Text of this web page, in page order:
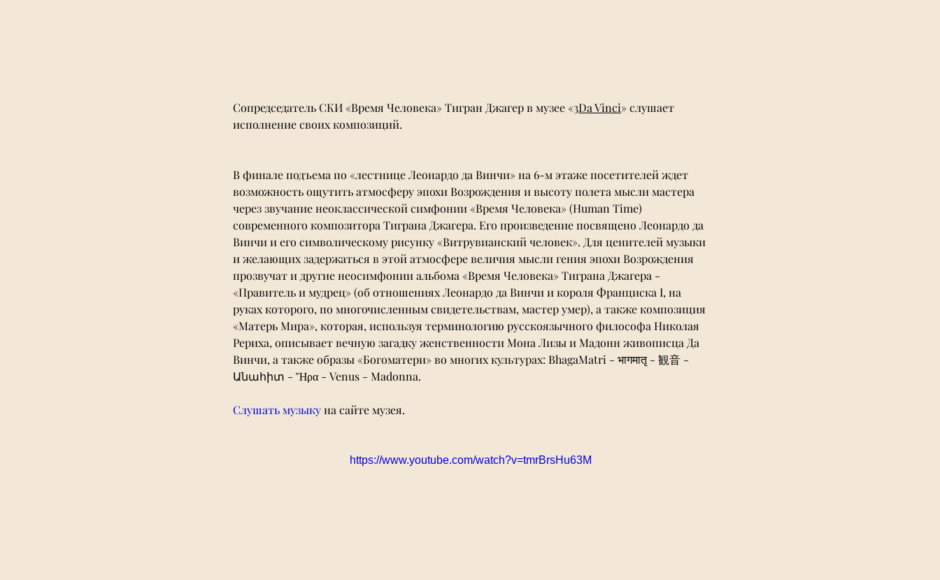
Сопредседатель СКИ «Время Человека» Тигран Джагер в музее «3Da Vinci» слушает
исполнение своих композиций.
В финале подъема по «лестнице Леонардо да Винчи» на 6-м этаже посетителей ждет
возможность ощутить атмосферу эпохи Возрождения и высоту полета мысли мастера
через звучание неоклассической симфонии «Время Человека» (Human Time)
современного композитора Тиграна Джагера. Его произведение посвящено Леонардо да
Винчи и его символическому рисунку «Витрувианский человек». Для ценителей музыки
и желающих задержаться в этой атмосфере величия мысли гения эпохи Возрождения
прозвучат и другие неосимфонии альбома «Время Человека» Тиграна Джагера -
«Правитель и мудрец» (об отношениях Леонардо да Винчи и короля Франциска I, на
руках которого, по многочисленным свидетельствам, мастер умер), а также композиция
«Матерь Мира», которая, используя терминологию русскоязычного философа Николая
Рериха, описывает вечную загадку женственности Мона Лизы и Мадонн живописца Да
Винчи, а также образы «Богоматери» во многих культурах: BhagaMatri - भागमातृ - 観音 -
Անահիտ - Ἥρα - Venus - Madonna.
Слушать музыку на сайте музея.
https://www.youtube.com/watch?v=tmrBrsHu63M